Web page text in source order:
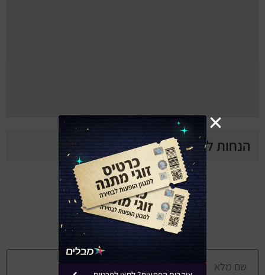
הנחות להופעות במעלה אדומים
מצטרפים (ללא עלות)
למועדון החברים של מבלים
ומקבלים עדכונים על הופעות חדשות
ומבצעים מיוחדים של הרגע האחרון: